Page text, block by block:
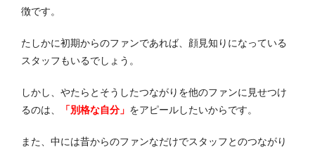
徴です。
たしかに初期からのファンであれば、顔見知りになっている
スタッフもいるでしょう。
しかし、やたらとそうしたつながりを他のファンに見せつけ
るのは、
「別格な自分」 をアピールしたいからです。
また、中には昔からのファンなだけでスタッフとのつながり